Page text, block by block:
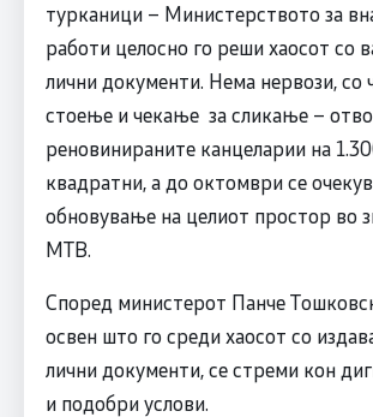
турканици – Министерството за
работи целосно го реши хаосот со
лични документи. Нема нервози, со
стоење и чекање за сликање –
реновинираните канцеларии на
квадратни, а до октомври се
обновување на целиот простор во
МТВ.
Според министерот Панче
освен што го среди хаосот со
лични документи, се стреми кон
и подобри услови.